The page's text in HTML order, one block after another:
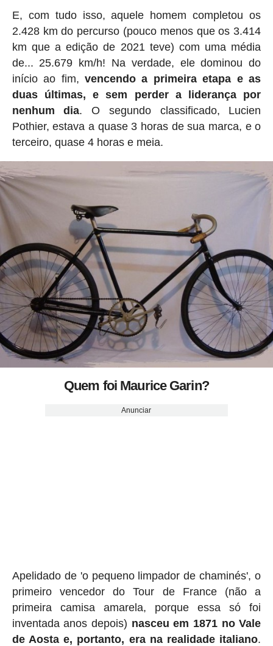
E, com tudo isso, aquele homem completou os
2.428 km do percurso (pouco menos que os 3.414
km que a edição de 2021 teve) com uma média
de... 25.679 km/h! Na verdade, ele dominou do
início ao fim,vencendo a primeira etapa e as
duas últimas, e sem perder a liderança por
nenhum dia. O segundo classificado, Lucien
Pothier, estava a quase 3 horas de sua marca, e o
terceiro, quase 4 horas e meia.
Quem foi Maurice Garin?
Anunciar
Apelidado de 'o pequeno limpador de chaminés', o
primeiro vencedor do Tour de France (não a
primeira camisa amarela, porque essa só foi
inventada anos depois) nasceu em 1871 no Vale
de Aosta e, portanto, era na realidade italiano.